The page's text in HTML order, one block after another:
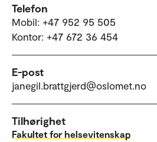
Telefon
Mobil: +47 952 95 505
Kontor: +47 672 36 454
E-post
janegil.brattgjerd@oslomet.no
Tilhørighet
Fakultet for helsevitenskap